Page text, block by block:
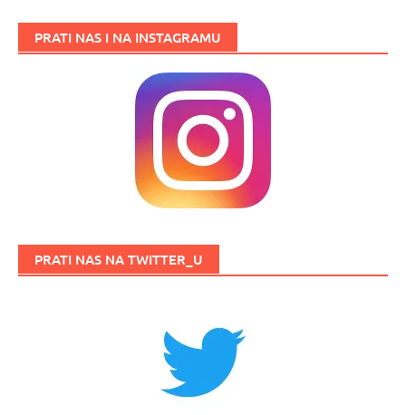
PRATI NAS I NA INSTAGRAMU
PRATI NAS NA TWITTER_U